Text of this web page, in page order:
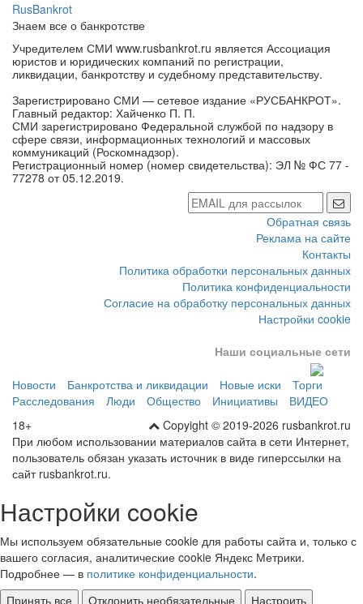
RusBankrot
Знаем все о банкротстве
Учредителем СМИ www.rusbankrot.ru является Ассоциация
юристов и юридических компаний по регистрации,
ликвидации, банкротству и судебному представительству.
Зарегистрировано СМИ — сетевое издание «РУСБАНКРОТ».
Главный редактор: Хайченко П. П.
СМИ зарегистрировано Федеральной службой по надзору в
сфере связи, информационных технологий и массовых
коммуникаций (Роскомнадзор).
Регистрационный номер (номер свидетельства): ЭЛ № ФС 77 -
77278 от 05.12.2019.
Обратная связь
Реклама на сайте
Контакты
Политика обработки персональных данных
Политика конфиденциальности
Согласие на обработку персональных данных
Настройки cookie
Наши социальные сети
Новости Банкротства и ликвидации Новые иски
Торги
Расследования
Люди Общество Инициативы
ВИДЕО
Copyight © 2019-2026 rusbankrot.ru
18+
При любом использовании материалов сайта в сети Интернет,
пользователь обязан указать источник в виде гиперссылки на
сайт rusbankrot.ru.
Настройки cookie
Мы используем обязательные cookie для работы сайта и, только с
вашего согласия, аналитические cookie Яндекс Метрики.
Подробнее — в политике конфиденциальности.
Принять все
Отклонить необязательные Настроить